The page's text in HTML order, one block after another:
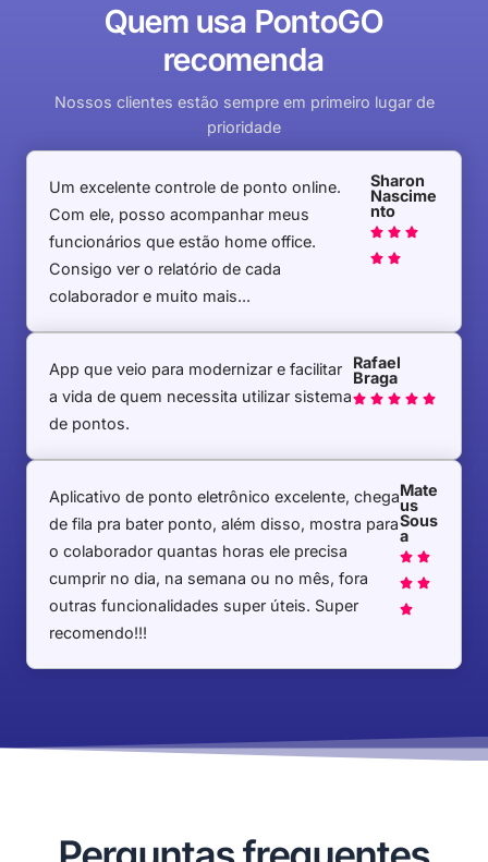
Quem usa PontoGO
recomenda
Nossos clientes estão sempre em primeiro lugar de
prioridade
Um excelente controle de ponto online.
Com ele, posso acompanhar meus
funcionários que estão home office.
Consigo ver o relatório de cada
colaborador e muito mais...
Sharon
Nascime
nto
  
 
App que veio para modernizar e facilitar
a vida de quem necessita utilizar sistema
de pontos.
Rafael
Braga
    
Aplicativo de ponto eletrônico excelente, chega
de fila pra bater ponto, além disso, mostra para
o colaborador quantas horas ele precisa
cumprir no dia, na semana ou no mês, fora
outras funcionalidades super úteis. Super
recomendo!!!
Mate
us
Sous
a
 
 
